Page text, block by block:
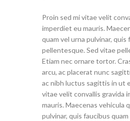
Proin sed mi vitae velit
imperdiet eu mauris.
quam vel urna pulvinar, quis
pellentesque. Sed vitae
Etiam nec ornare tortor.
arcu, ac placerat nunc
ac nibh luctus sagittis in ut
vitae velit convallis gravida
mauris. Maecenas vehicula
pulvinar, quis faucibus